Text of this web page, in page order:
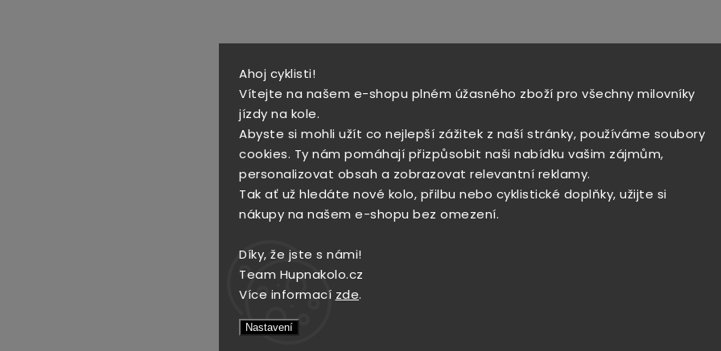
Ahoj cyklisti!
Vítejte na našem e-shopu plném úžasného zboží pro všechny milovníky
jízdy na kole.
Abyste si mohli užít co nejlepší zážitek z naší stránky, používáme soubory
cookies. Ty nám pomáhají přizpůsobit naši nabídku vašim zájmům,
personalizovat obsah a zobrazovat relevantní reklamy.
Tak ať už hledáte nové kolo, přilbu nebo cyklistické doplňky, užijte si
nákupy na našem e-shopu bez omezení.
Díky, že jste s námi!
Team Hupnakolo.cz
Více informací zde.
Nastavení